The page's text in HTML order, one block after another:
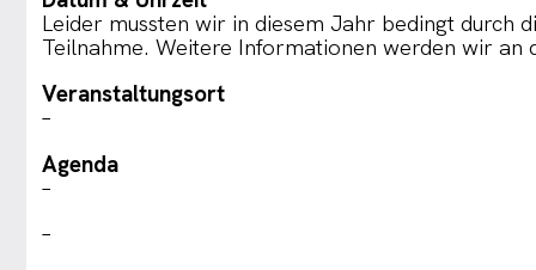
Leider mussten wir in diesem Jahr bedingt durch
Teilnahme. Weitere Informationen werden wir an
Veranstaltungsort
–
Agenda
–
–